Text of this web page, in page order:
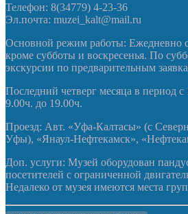
Телефон: 8(34779) 4-23-36
Эл.почта: muzei_kalt@mail.ru
Основной режим работы: Ежедневно
кроме субботы и воскресенья. По
экскурсии по предварительным
Последний четверг месяца в период с
9.00ч. до 19.00ч.
Проезд: Авт. «Уфа-Калтасы» (с
Уфы), «Янаул-Нефтекамск»,
Доп. услуги: Музей оборудован
посетителей с ограниченной
Недалеко от музея имеются места